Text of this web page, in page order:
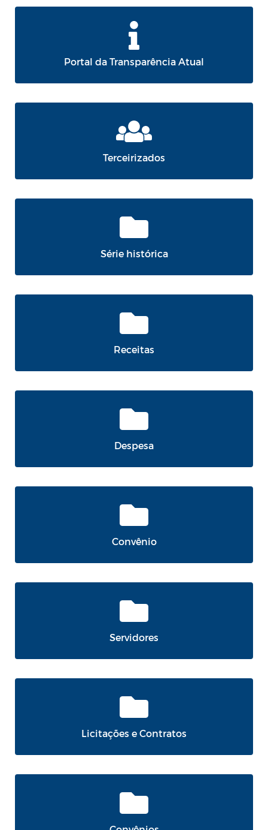
Portal da Transparência Atual
Terceirizados
Série histórica
Receitas
Despesa
Convênio
Servidores
Licitações e Contratos